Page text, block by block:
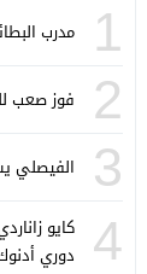
1 مدرب
2 فوز صعب
3 الفيصلي
4
كايو
دوري